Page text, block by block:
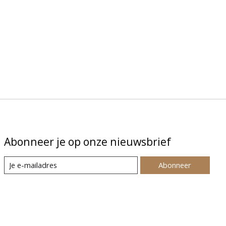
Abonneer je op onze nieuwsbrief
Abonneer